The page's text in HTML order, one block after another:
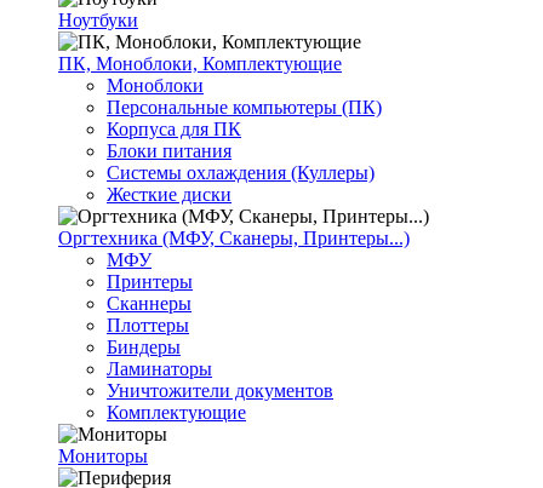
Ноутбуки
ПК, Моноблоки, Комплектующие
Моноблоки
Персональные компьютеры (ПК)
Корпуса для ПК
Блоки питания
Системы охлаждения (Куллеры)
Жесткие диски
Оргтехника (МФУ, Сканеры, Принтеры...)
МФУ
Принтеры
Сканнеры
Плоттеры
Биндеры
Ламинаторы
Уничтожители документов
Комплектующие
Мониторы